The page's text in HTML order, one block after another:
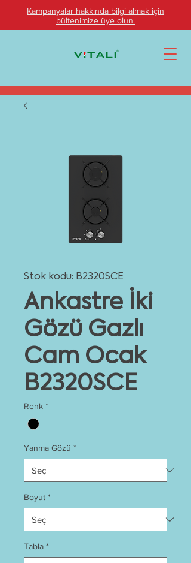
Kampanyalar hakkında bilgi almak için
bültenimize üye olun.
Stok kodu: B2320SCE
Ankastre İki
Gözü Gazlı
Cam Ocak
B2320SCE
Renk *
Yanma Gözü *
Boyut *
Tabla *